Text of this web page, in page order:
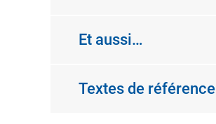
Et aussi…
Textes de référence